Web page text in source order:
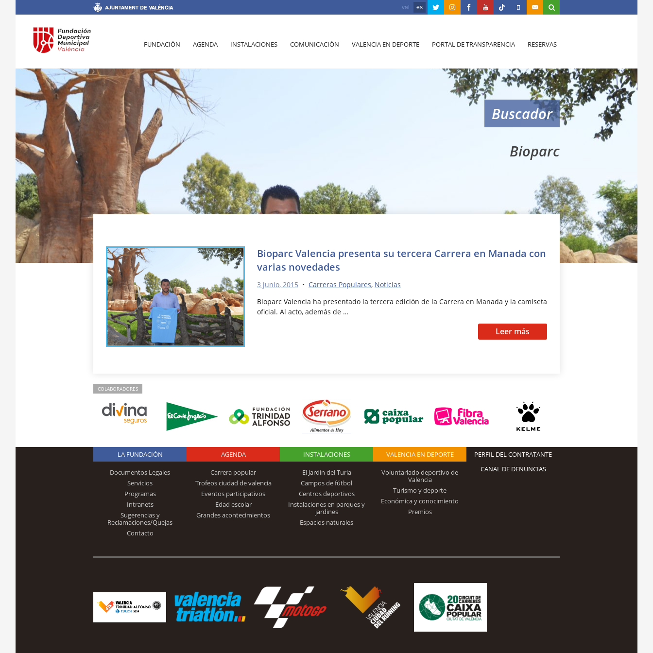
val es
FUNDACIÓN AGENDA INSTALACIONES COMUNICACIÓN VALENCIA EN DEPORTE PORTAL DE TRANSPARENCIA RESERVAS
Buscador
Bioparc
Bioparc Valencia presenta su tercera Carrera en Manada con
varias novedades
3 junio, 2015 • Carreras Populares, Noticias
Bioparc Valencia ha presentado la tercera edición de la Carrera en Manada y la camiseta
oficial. Al acto, además de …
Leer más
COLABORADORES
Logo Fundación
Trinidad Alfonso
LA FUNDACIÓN
Documentos Legales
Servicios
Programas
Intranets
Sugerencias y
Reclamaciones/Quejas
Contacto
AGENDA
Carrera popular
Trofeos ciudad de valencia
Eventos participativos
Edad escolar
Grandes acontecimientos
INSTALACIONES
El Jardín del Turia
Campos de fútbol
Centros deportivos
Instalaciones en parques y
jardines
Espacios naturales
VALENCIA EN DEPORTE
Voluntariado deportivo de
Valencia
Turismo y deporte
Económica y conocimiento
Premios
PERFIL DEL CONTRATANTE
CANAL DE DENUNCIAS